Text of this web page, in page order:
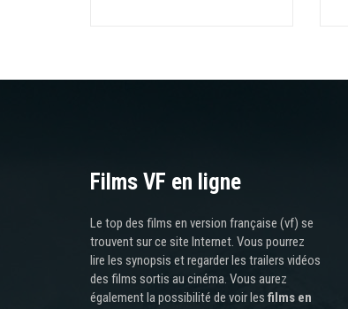
Films VF en ligne
Le top des films en version française (vf) se
trouvent sur ce site Internet. Vous pourrez
lire les synopsis et regarder les trailers vidéos
des films sortis au cinéma. Vous aurez
également la possibilité de voir les films en